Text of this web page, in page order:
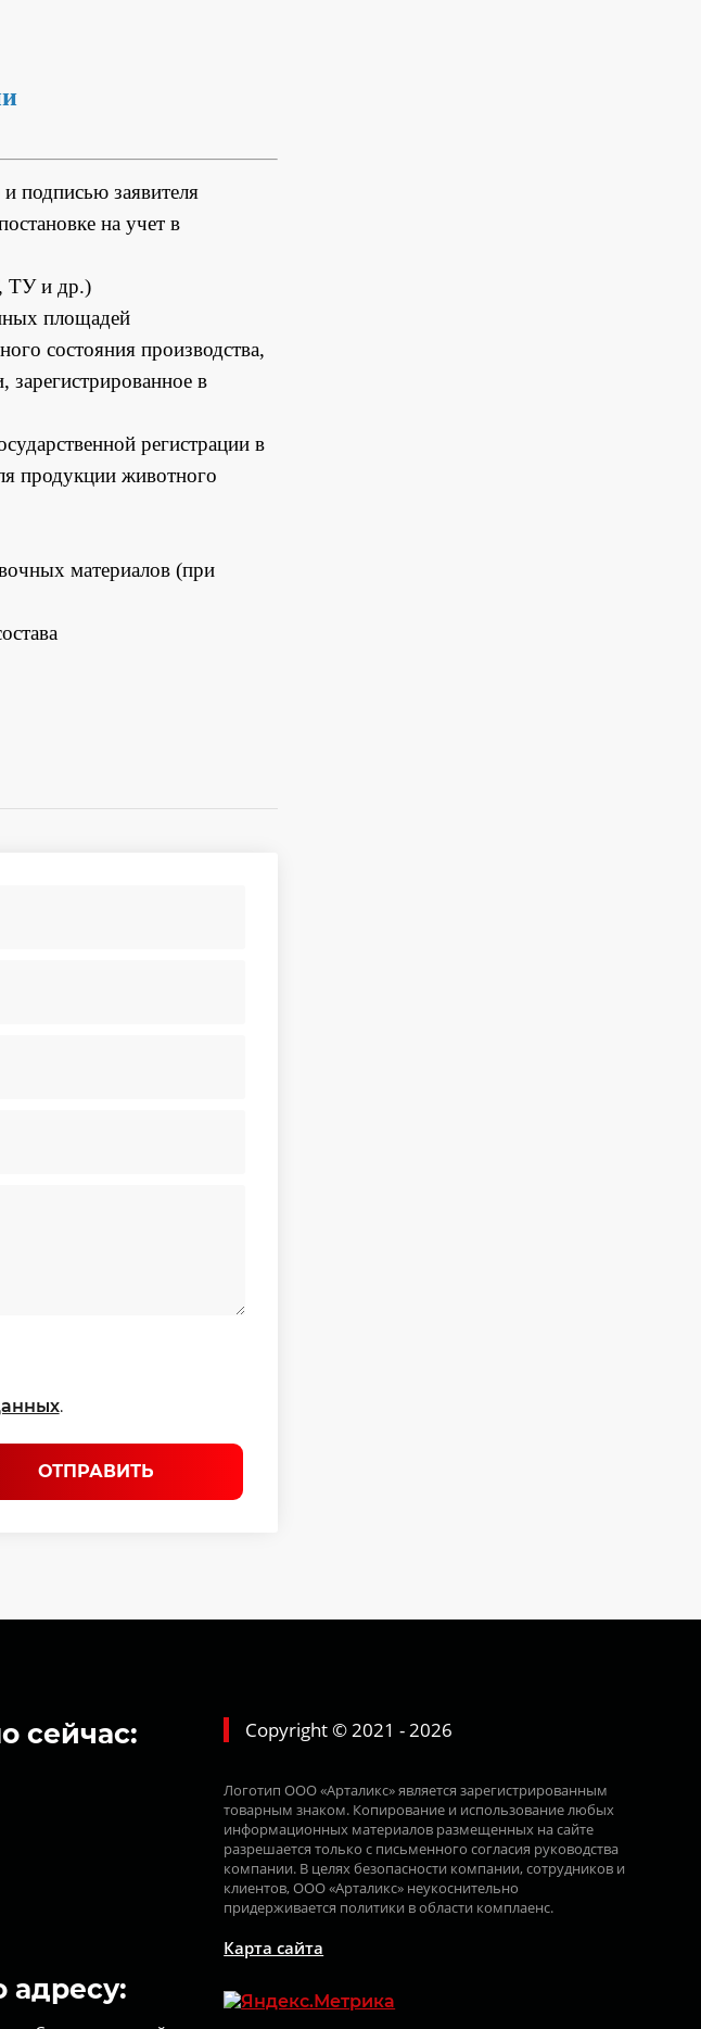
подписью заявителя
на учет в
ТУ и др.)
площадей
состояния производства,
зарегистрированное в
регистрации в
продукции животного
материалов (при
.
ОТПРАВИТЬ
Copyright © 2021 - 2026
Логотип ООО «Арталикс» является зарегистрированным
товарным знаком. Копирование и использование любых
информационных материалов размещенных на сайте
разрешается только с письменного согласия руководства
компании. В целях безопасности компании, сотрудников и
клиентов, ООО «Арталикс» неукоснительно
придерживается политики в области комплаенс.
Карта сайта
сейчас:
адресу: